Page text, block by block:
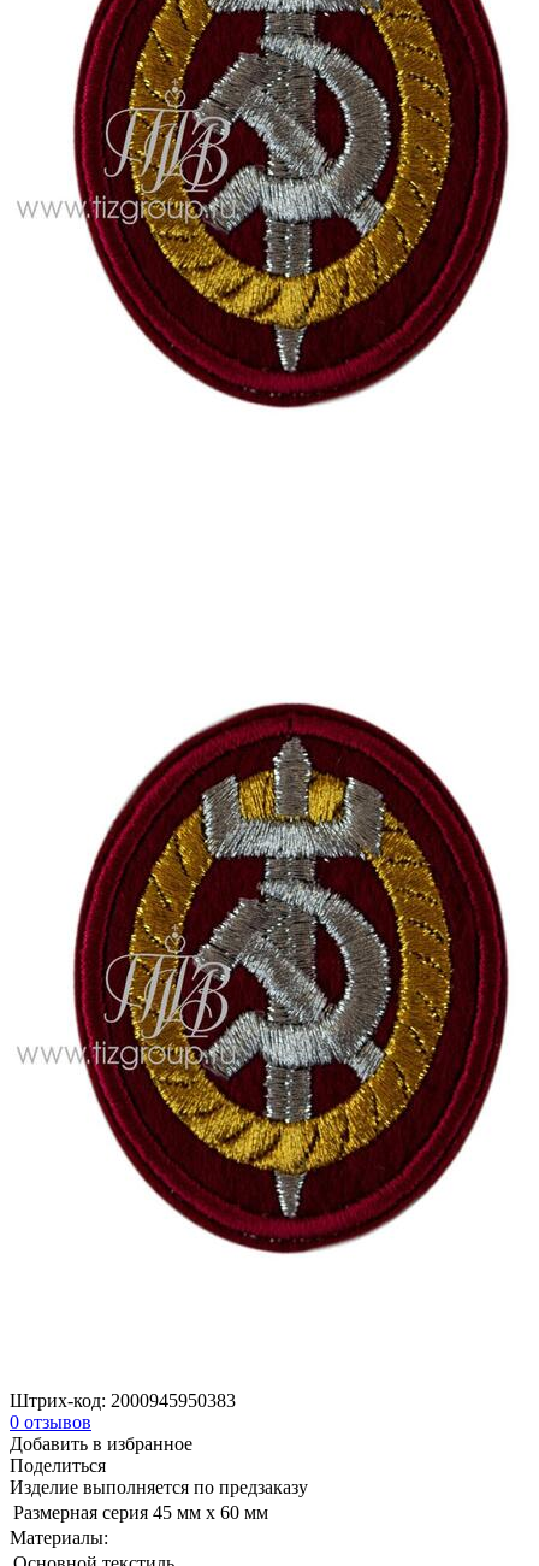
Штрих-код: 2000945950383
0 отзывов
Добавить в избранное
Поделиться
Изделие выполняется по предзаказу
Размерная серия 45 мм х 60 мм
Материалы: